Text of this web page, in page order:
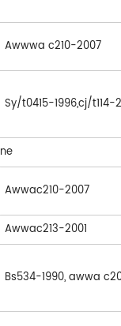
Awwwa c210-2007
Sy/t0415-1996,cj/t114-
Awwac210-2007
Awwac213-2001
Bs534-1990, awwa